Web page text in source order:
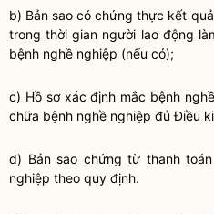
b) Bản sao có chứng thực kết
trong thời gian người lao động
bệnh nghề nghiệp (nếu có);
c) Hồ sơ xác định mắc bệnh
chữa bệnh nghề nghiệp đủ Điều
d) Bản sao chứng từ thanh
nghiệp theo quy định.